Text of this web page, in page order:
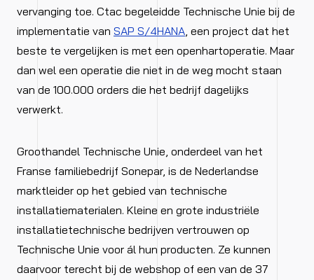
vervanging toe. Ctac begeleidde Technische Unie bij de
implementatie van SAP S/4HANA, een project dat het
beste te vergelijken is met een openhartoperatie. Maar
dan wel een operatie die niet in de weg mocht staan
van de 100.000 orders die het bedrijf dagelijks
verwerkt.
Groothandel Technische Unie, onderdeel van het
Franse familiebedrijf Sonepar, is de Nederlandse
marktleider op het gebied van technische
installatiematerialen. Kleine en grote industriële
installatietechnische bedrijven vertrouwen op
Technische Unie voor ál hun producten. Ze kunnen
daarvoor terecht bij de webshop of een van de 37